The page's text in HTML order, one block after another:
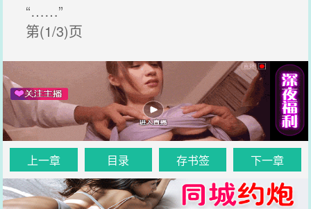
“……”
第(1/3)页
上一章 目录 存书签 下一章